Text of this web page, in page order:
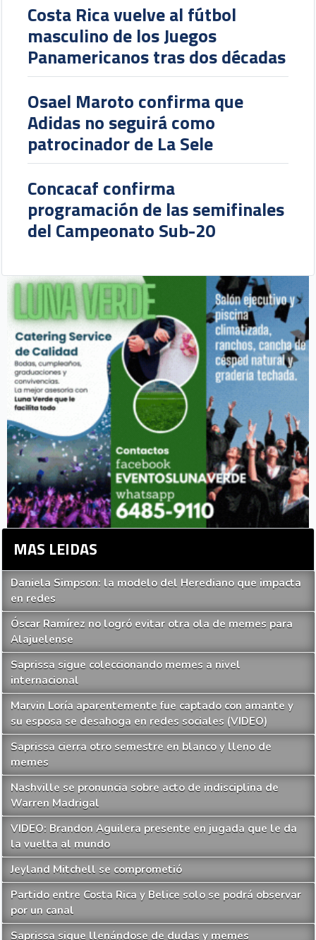
Costa Rica vuelve al fútbol
masculino de los Juegos
Panamericanos tras dos décadas
Osael Maroto confirma que
Adidas no seguirá como
patrocinador de La Sele
Concacaf confirma
programación de las semifinales
del Campeonato Sub-20
MAS LEIDAS
Daniela Simpson: la modelo del Herediano que impacta
en redes
Óscar Ramírez no logró evitar otra ola de memes para
Alajuelense
Saprissa sigue coleccionando memes a nivel
internacional
Marvin Loría aparentemente fue captado con amante y
su esposa se desahoga en redes sociales (VIDEO)
Saprissa cierra otro semestre en blanco y lleno de
memes
Nashville se pronuncia sobre acto de indisciplina de
Warren Madrigal
VIDEO: Brandon Aguilera presente en jugada que le da
la vuelta al mundo
Jeyland Mitchell se comprometió
Partido entre Costa Rica y Belice solo se podrá observar
por un canal
Saprissa sigue llenándose de dudas y memes